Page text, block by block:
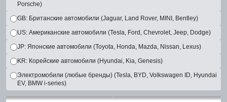
Porsche)
GB: Британские автомобили (Jaguar, Land Rover, MINI, Bentley)
US: Американские автомобили (Tesla, Ford, Chevrolet, Jeep, Dodge)
JP: Японские автомобили (Toyota, Honda, Mazda, Nissan, Lexus)
KR: Корейские автомобили (Hyundai, Kia, Genesis)
Электромобили (любые бренды) (Tesla, BYD, Volkswagen ID, Hyundai
EV, BMW i-series)